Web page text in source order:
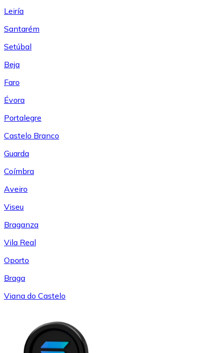
Leiría
Santarém
Setúbal
Beja
Faro
Évora
Portalegre
Castelo Branco
Guarda
Coímbra
Aveiro
Viseu
Braganza
Vila Real
Oporto
Braga
Viana do Castelo